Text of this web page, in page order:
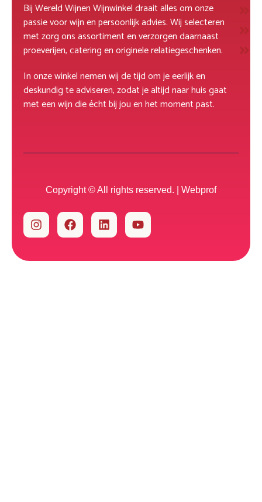
Bij Wereld Wijnen Wijnwinkel draait alles om onze
passie voor wijn en persoonlijk advies. Wij selecteren
met zorg ons assortiment en verzorgen daarnaast
proeverijen, catering en originele relatiegeschenken.
In onze winkel nemen wij de tijd om je eerlijk en
deskundig te adviseren, zodat je altijd naar huis gaat
met een wijn die écht bij jou en het moment past.
Copyright © All rights reserved. | Webprof